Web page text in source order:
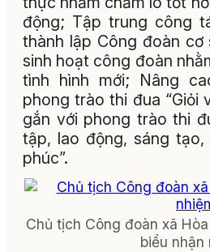
động; Tập trung công
thành lập Công đoàn
sinh hoạt công đoàn
tình hình mới; Nâng
phong trào thi đua “Giỏi
gắn với phong trào thi
tập, lao động, sáng
phúc”.
Chủ tịch Công đoàn xã
biểu nhận